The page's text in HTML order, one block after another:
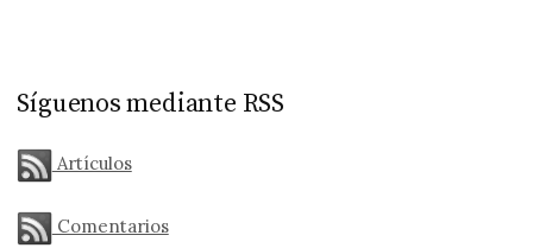
Síguenos mediante RSS
Artículos
Comentarios